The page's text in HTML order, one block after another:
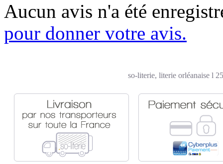
Aucun avis n'a été
pour donner votre avis.
so-literie, literie orléanaise l